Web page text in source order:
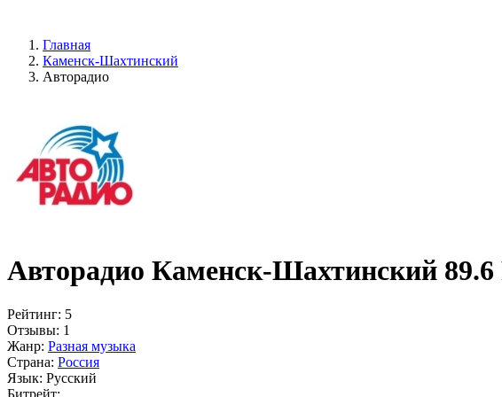
Главная
Каменск-Шахтинский
Авторадио
Авторадио Каменск-Шахтинский
Рейтинг: 5
Отзывы: 1
Жанр: Разная музыка
Страна: Россия
Язык: Русский
Битрейт: